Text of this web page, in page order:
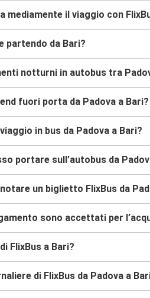
mediamente il viaggio con
partendo da Bari?
notturni in autobus tra
fuori porta da Padova a Bari?
in bus da Padova a Bari?
portare sull’autobus da
un biglietto FlixBus da
sono accettati per
FlixBus a Bari?
di FlixBus da Padova a